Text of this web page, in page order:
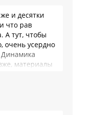
и десятки
что рав
А тут, чтобы
очень усердно
материалы